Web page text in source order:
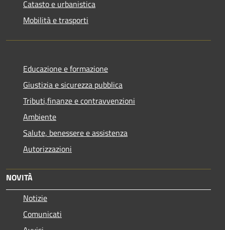
Catasto e urbanistica
Mobilità e trasporti
Educazione e formazione
Giustizia e sicurezza pubblica
Tributi,finanze e contravvenzioni
Ambiente
Salute, benessere e assistenza
Autorizzazioni
NOVITÀ
Notizie
Comunicati